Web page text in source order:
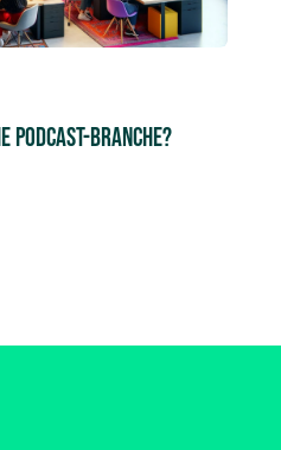
Podcast-Branche?